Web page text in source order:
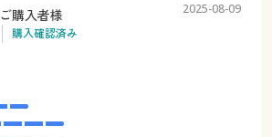
ご購入者様
購入確認済み
2025-08-09